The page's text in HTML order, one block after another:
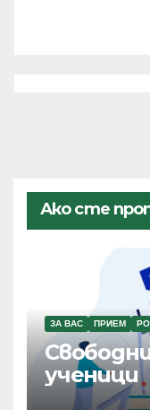
Ако сте
ЗА ВАС ПРИЕМ
ученици